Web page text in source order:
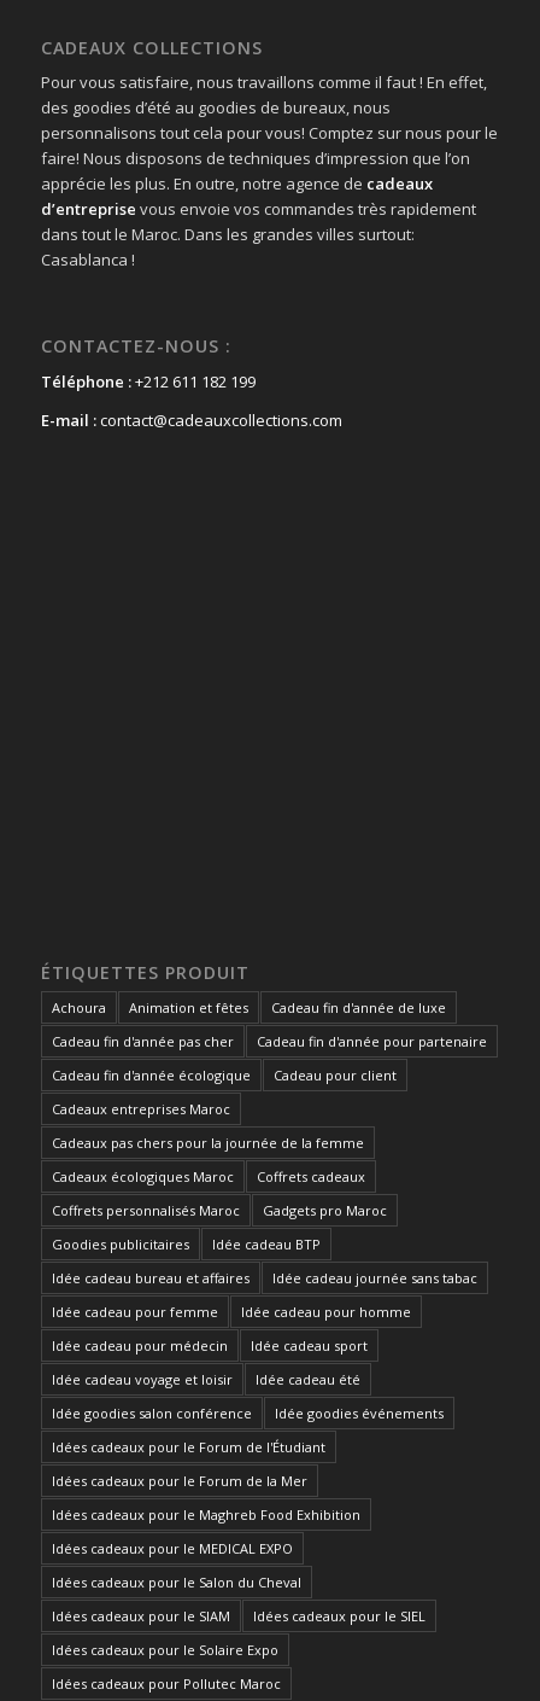
CADEAUX COLLECTIONS
Pour vous satisfaire, nous travaillons comme il faut ! En effet,
des goodies d’été au goodies de bureaux, nous
personnalisons tout cela pour vous! Comptez sur nous pour le
faire! Nous disposons de techniques d’impression que l’on
apprécie les plus. En outre, notre agence de cadeaux
d’entreprise vous envoie vos commandes très rapidement
dans tout le Maroc. Dans les grandes villes surtout:
Casablanca !
CONTACTEZ-NOUS :
Téléphone :+212 611 182 199
E-mail :contact@cadeauxcollections.com
ÉTIQUETTES PRODUIT
Achoura Animation et fêtes
Cadeau fin d'année de luxe
Cadeau fin d'année pas cher
Cadeau fin d'année pour partenaire
Cadeau fin d'année écologique
Cadeau pour client
Cadeaux entreprises Maroc
Cadeaux pas chers pour la journée de la femme
Cadeaux écologiques Maroc
Coffrets cadeaux
Coffrets personnalisés Maroc
Gadgets pro Maroc
Goodies publicitaires
Idée cadeau BTP
Idée cadeau bureau et affaires
Idée cadeau journée sans tabac
Idée cadeau pour femme
Idée cadeau pour homme
Idée cadeau pour médecin
Idée cadeau sport
Idée cadeau voyage et loisir
Idée cadeau été
Idée goodies salon conférence
Idée goodies événements
Idées cadeaux pour le Forum de l'Étudiant
Idées cadeaux pour le Forum de la Mer
Idées cadeaux pour le Maghreb Food Exhibition
Idées cadeaux pour le MEDICAL EXPO
Idées cadeaux pour le Salon du Cheval
Idées cadeaux pour le SIAM
Idées cadeaux pour le SIEL
Idées cadeaux pour le Solaire Expo
Idées cadeaux pour Pollutec Maroc